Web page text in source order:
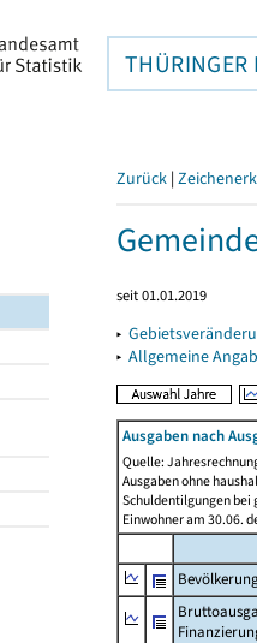
THÜRINGER
Zurück |
seit 01.01.2019
▸
▸ Allgemeine
Ausgaben nach
Quelle:
Ausgaben ohne
Schuldentilgungen bei
Einwohner am 30.06.